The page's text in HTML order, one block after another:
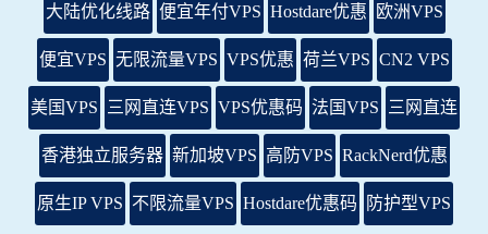
大陆优化线路 便宜年付VPS Hostdare优惠 欧洲VPS
便宜VPS 无限流量VPS VPS优惠 荷兰VPS CN2 VPS
美国VPS 三网直连VPS VPS优惠码 法国VPS 三网直连
香港独立服务器 新加坡VPS 高防VPS RackNerd优惠
原生IP VPS 不限流量VPS Hostdare优惠码 防护型VPS